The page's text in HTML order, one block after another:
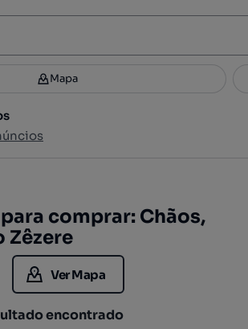
Filtros 2
Mapa
comprar: Chãos,
Zêzere
Ver Mapa
encontrado